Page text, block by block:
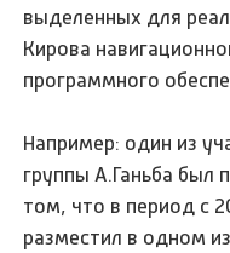
выделенных для
Кирова
программного
Например: один из
группы А.Ганьба был
том, что в период с
разместил в одном